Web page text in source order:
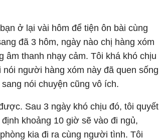
ở lại vài hôm để tiện ôn bài cùng
đã 3 hôm, ngày nào chị hàng xóm
thanh nhạy cảm. Tôi khá khó chịu
người hàng xóm này đã quen sống
nói chuyện cũng vô ích.
Sau 3 ngày khó chịu đó, tôi quyết
khoảng 10 giờ sẽ vào đi ngủ,
kia đi ra cùng người tình. Tôi